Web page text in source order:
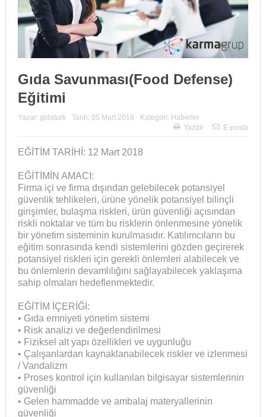
Gıda Savunması(Food Defense)
Eğitimi
Yazar: gidaturk Tarih: 05 Mart 2018 Kategori: Haberler
Yazdır
E-posta
EĞİTİM TARİHİ: 12 Mart 2018
EĞİTİMİN AMACI:
Firma içi ve firma dışından gelebilecek potansiyel
güvenlik tehlikeleri, ürüne yönelik potansiyel bilinçli
girişimler, bulaşma riskleri, ürün güvenliği açısından
riskli noktalar ve tüm bu risklerin önlenmesine yönelik
bir yönetim sisteminin kurulmasıdır. Katılımcıların bu
eğitim sonrasında kendi sistemlerini gözden geçirerek
potansiyel riskleri için gerekli önlemleri alabilecek ve
bu önlemlerin devamlılığını sağlayabilecek yaklaşıma
sahip olmaları hedeflenmektedir.
EĞİTİM İÇERİĞİ:
• Gıda emniyeti yönetim sistemi
• Risk analizi ve değerlendirilmesi
• Fiziksel alt yapı özellikleri ve uygunluğu
• Çalışanlardan kaynaklanabilecek riskler ve izlenmesi
/ Vandalizm
• Proses kontrol için kullanılan bilgisayar sistemlerinin
güvenliği
• Gelen hammadde ve ambalaj materyallerinin
güvenliği